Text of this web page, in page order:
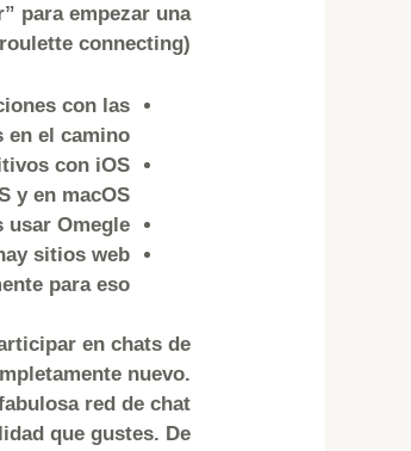
para empezar una
connecting).
con las
el camino”.
con iOS
y en macOS.
Omegle.
sitios web
para eso.
en chats de
nuevo.
red de chat
que gustes. De